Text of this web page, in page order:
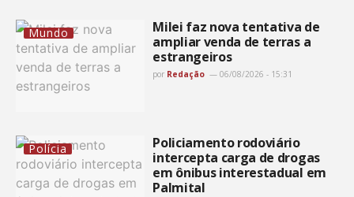
Mundo
Milei faz nova tentativa de
ampliar venda de terras a
estrangeiros
por Redação 06/08/2026 - 15:31
Polícia
Policiamento rodoviário
intercepta carga de drogas
em ônibus interestadual em
Palmital